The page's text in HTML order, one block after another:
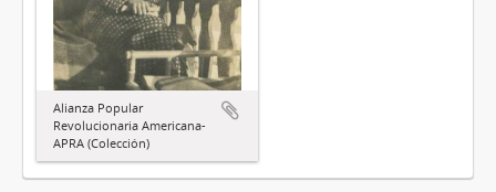
Alianza Popular
Revolucionaria Americana-
APRA (Colección)